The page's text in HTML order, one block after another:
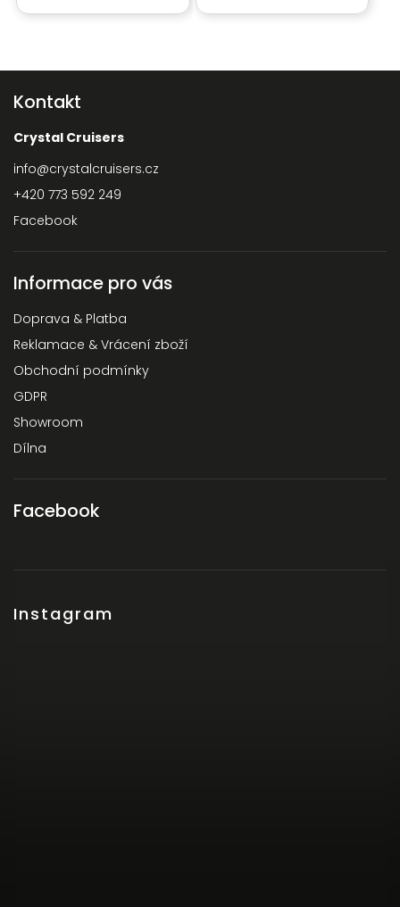
Kontakt
Crystal Cruisers
info@crystalcruisers.cz
+420 773 592 249
Facebook
Informace pro vás
Doprava & Platba
Reklamace & Vrácení zboží
Obchodní podmínky
GDPR
Showroom
Dílna
Facebook
Instagram